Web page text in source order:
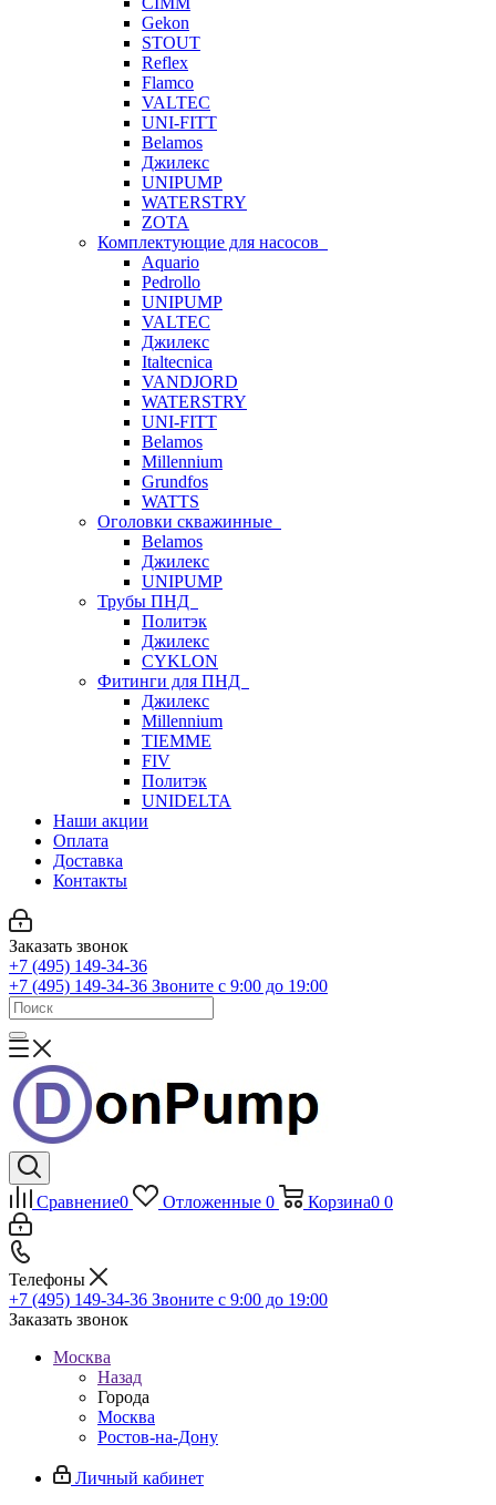
Gekon
STOUT
Reflex
Flamco
VALTEC
UNI-FITT
Belamos
Джилекс
UNIPUMP
WATERSTRY
ZOTA
Комплектующие для насосов
Aquario
Pedrollo
UNIPUMP
VALTEC
Джилекс
Italtecnica
VANDJORD
WATERSTRY
UNI-FITT
Belamos
Millennium
Grundfos
WATTS
Оголовки скважинные
Belamos
Джилекс
UNIPUMP
Трубы ПНД
Политэк
Джилекс
CYKLON
Фитинги для ПНД
Джилекс
Millennium
TIEMME
FIV
Политэк
UNIDELTA
Наши акции
Оплата
Доставка
Контакты
Заказать звонок
+7 (495) 149-34-36
+7 (495) 149-34-36 Звоните с 9:00 до 19:00
Сравнение0 Отложенные 0 Корзина0 0
Телефоны
+7 (495) 149-34-36 Звоните с 9:00 до 19:00
Заказать звонок
Москва
Назад
Города
Москва
Ростов-на-Дону
Личный кабинет